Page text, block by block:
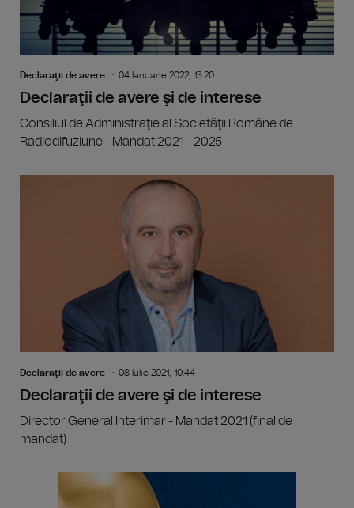
Declaraţii de avere 04 Ianuarie 2022, 13:20
Declaraţii de avere şi de interese
Consiliul de Administraţie al Societăţii Române de
Radiodifuziune - Mandat 2021 - 2025
Declaraţii de avere 08 Iulie 2021, 10:44
Declaraţii de avere şi de interese
Director General Interimar - Mandat 2021 (final de
mandat)